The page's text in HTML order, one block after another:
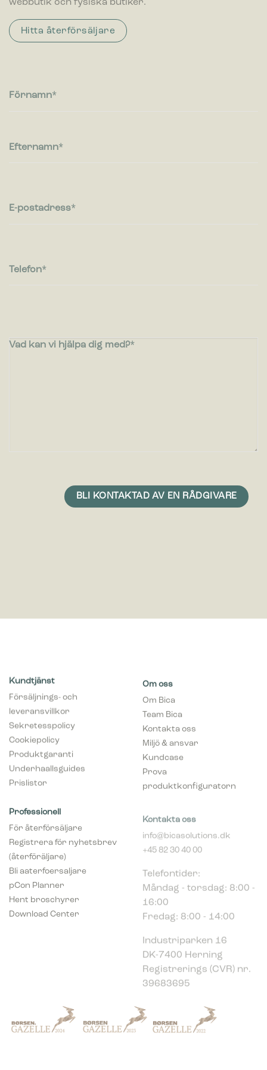
Statistik
besökare interagerar med webbplatser genom att samla och
rapportera in information anonymt.
på webbplatser. Avsikten är att visa annonser som är
webbutik och fysiska butiker.
Hitta återförsäljare
Förnamn
Efternamn
E-postadress
Telefon
Vad kan vi hjälpa dig med?
Kundtjänst
Försäljnings- och
leveransvillkor
Sekretesspolicy
Cookiepolicy
Produktgaranti
Underhaallsguides
Prislistor
Om oss
Om Bica
Team Bica
Kontakta oss
Miljö & ansvar
Kundcase
Prova
produktkonfiguratorn
Registrera för nyhetsbrev
(återföräljare)
Bli aaterfoersaljare
Hent broschyrer
Download Center
info@bicasolutions.dk
+45 82 30 40 00
Måndag - torsdag: 8:00 -
16:00
Fredag: 8:00 - 14:00
DK-7400 Herning
Registrerings (CVR) nr.
39683695